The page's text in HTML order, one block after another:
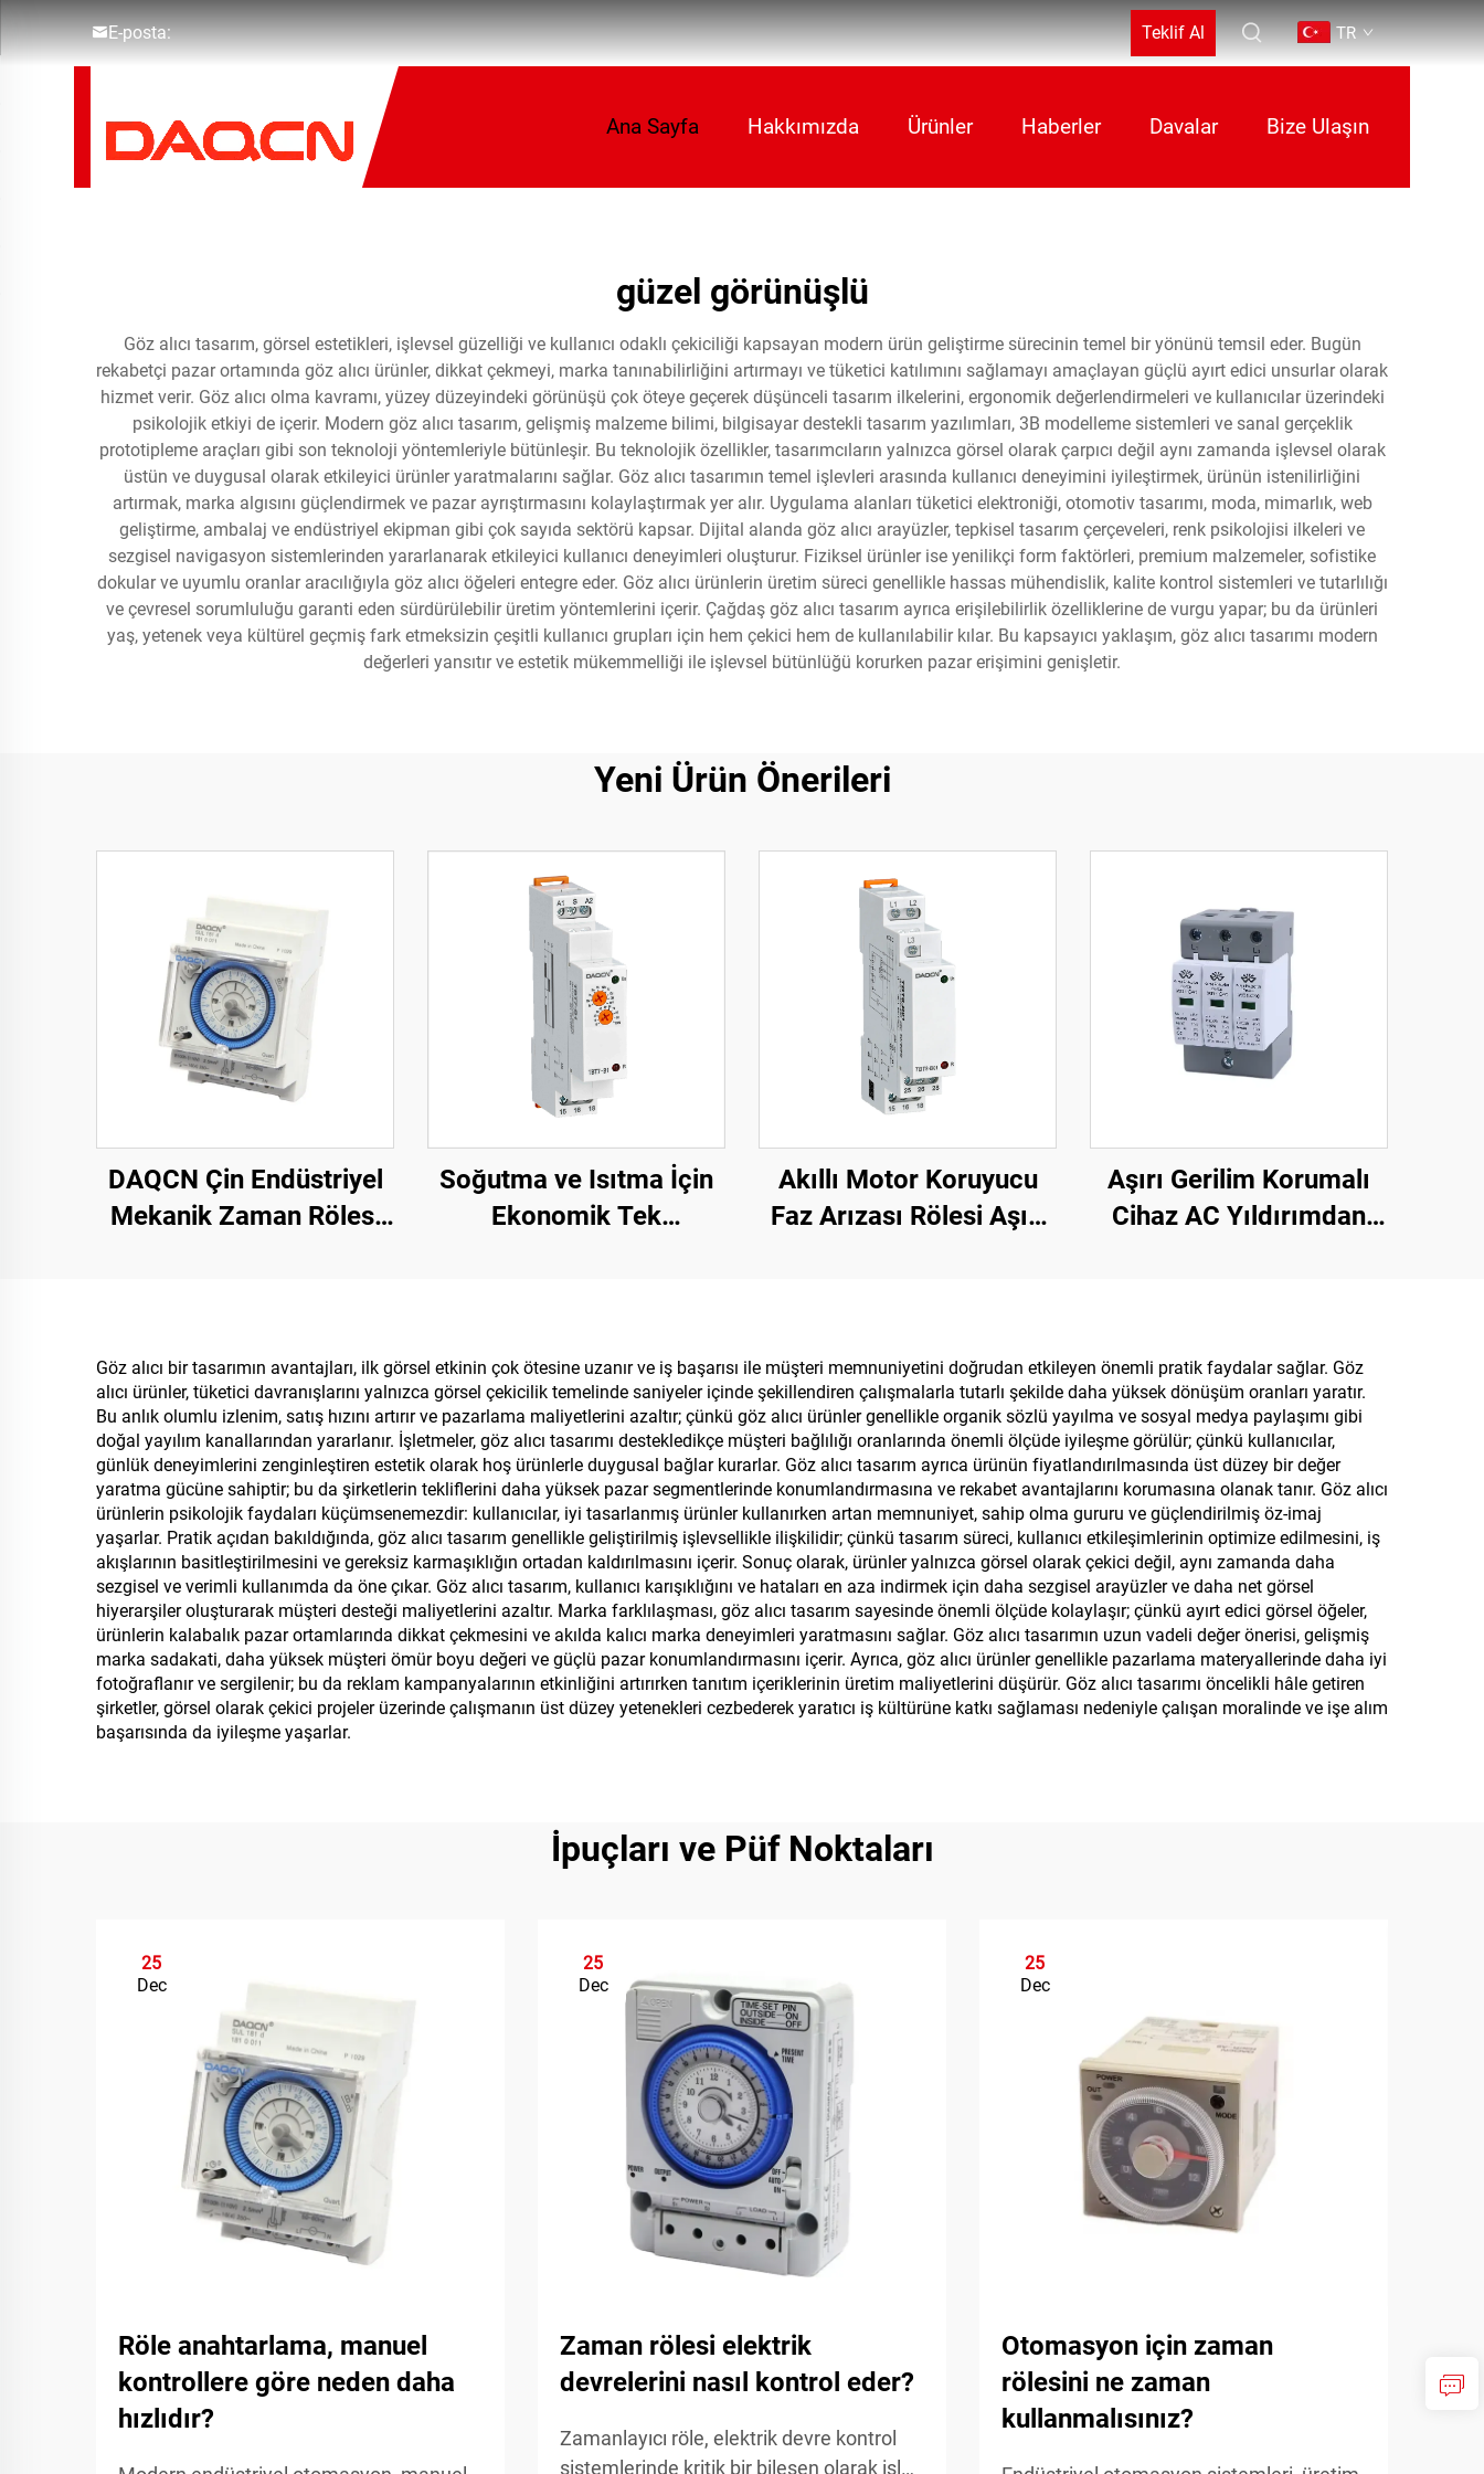
E-posta: Teklif Al TR
Ana Sayfa Hakkımızda Ürünler Haberler Davalar Bize Ulaşın
güzel görünüşlü
Göz alıcı tasarım, görsel estetikleri, işlevsel güzelliği ve kullanıcı odaklı çekiciliği kapsayan modern ürün geliştirme sürecinin temel bir yönünü temsil eder. Bugün
rekabetçi pazar ortamında göz alıcı ürünler, dikkat çekmeyi, marka tanınabilirliğini artırmayı ve tüketici katılımını sağlamayı amaçlayan güçlü ayırt edici unsurlar olarak
hizmet verir. Göz alıcı olma kavramı, yüzey düzeyindeki görünüşü çok öteye geçerek düşünceli tasarım ilkelerini, ergonomik değerlendirmeleri ve kullanıcılar üzerindeki
psikolojik etkiyi de içerir. Modern göz alıcı tasarım, gelişmiş malzeme bilimi, bilgisayar destekli tasarım yazılımları, 3B modelleme sistemleri ve sanal gerçeklik
prototipleme araçları gibi son teknoloji yöntemleriyle bütünleşir. Bu teknolojik özellikler, tasarımcıların yalnızca görsel olarak çarpıcı değil aynı zamanda işlevsel olarak
üstün ve duygusal olarak etkileyici ürünler yaratmalarını sağlar. Göz alıcı tasarımın temel işlevleri arasında kullanıcı deneyimini iyileştirmek, ürünün istenilirliğini
artırmak, marka algısını güçlendirmek ve pazar ayrıştırmasını kolaylaştırmak yer alır. Uygulama alanları tüketici elektroniği, otomotiv tasarımı, moda, mimarlık, web
geliştirme, ambalaj ve endüstriyel ekipman gibi çok sayıda sektörü kapsar. Dijital alanda göz alıcı arayüzler, tepkisel tasarım çerçeveleri, renk psikolojisi ilkeleri ve
sezgisel navigasyon sistemlerinden yararlanarak etkileyici kullanıcı deneyimleri oluşturur. Fiziksel ürünler ise yenilikçi form faktörleri, premium malzemeler, sofistike
dokular ve uyumlu oranlar aracılığıyla göz alıcı öğeleri entegre eder. Göz alıcı ürünlerin üretim süreci genellikle hassas mühendislik, kalite kontrol sistemleri ve tutarlılığı
ve çevresel sorumluluğu garanti eden sürdürülebilir üretim yöntemlerini içerir. Çağdaş göz alıcı tasarım ayrıca erişilebilirlik özelliklerine de vurgu yapar; bu da ürünleri
yaş, yetenek veya kültürel geçmiş fark etmeksizin çeşitli kullanıcı grupları için hem çekici hem de kullanılabilir kılar. Bu kapsayıcı yaklaşım, göz alıcı tasarımı modern
değerleri yansıtır ve estetik mükemmelliği ile işlevsel bütünlüğü korurken pazar erişimini genişletir.
Yeni Ürün Önerileri
DAQCN Çin Endüstriyel
Mekanik Zaman Rölesi
Soğutma ve Isıtma İçin
Ekonomik Tek
Akıllı Motor Koruyucu
Faz Arızası Rölesi Aşırı
Aşırı Gerilim Korumalı
Cihaz AC Yıldırımdan
Göz alıcı bir tasarımın avantajları, ilk görsel etkinin çok ötesine uzanır ve iş başarısı ile müşteri memnuniyetini doğrudan etkileyen önemli pratik faydalar sağlar. Göz
alıcı ürünler, tüketici davranışlarını yalnızca görsel çekicilik temelinde saniyeler içinde şekillendiren çalışmalarla tutarlı şekilde daha yüksek dönüşüm oranları yaratır.
Bu anlık olumlu izlenim, satış hızını artırır ve pazarlama maliyetlerini azaltır; çünkü göz alıcı ürünler genellikle organik sözlü yayılma ve sosyal medya paylaşımı gibi
doğal yayılım kanallarından yararlanır. İşletmeler, göz alıcı tasarımı destekledikçe müşteri bağlılığı oranlarında önemli ölçüde iyileşme görülür; çünkü kullanıcılar,
günlük deneyimlerini zenginleştiren estetik olarak hoş ürünlerle duygusal bağlar kurarlar. Göz alıcı tasarım ayrıca ürünün fiyatlandırılmasında üst düzey bir değer
yaratma gücüne sahiptir; bu da şirketlerin tekliflerini daha yüksek pazar segmentlerinde konumlandırmasına ve rekabet avantajlarını korumasına olanak tanır. Göz alıcı
ürünlerin psikolojik faydaları küçümsenemezdir: kullanıcılar, iyi tasarlanmış ürünler kullanırken artan memnuniyet, sahip olma gururu ve güçlendirilmiş öz-imaj
yaşarlar. Pratik açıdan bakıldığında, göz alıcı tasarım genellikle geliştirilmiş işlevsellikle ilişkilidir; çünkü tasarım süreci, kullanıcı etkileşimlerinin optimize edilmesini, iş
akışlarının basitleştirilmesini ve gereksiz karmaşıklığın ortadan kaldırılmasını içerir. Sonuç olarak, ürünler yalnızca görsel olarak çekici değil, aynı zamanda daha
sezgisel ve verimli kullanımda da öne çıkar. Göz alıcı tasarım, kullanıcı karışıklığını ve hataları en aza indirmek için daha sezgisel arayüzler ve daha net görsel
hiyerarşiler oluşturarak müşteri desteği maliyetlerini azaltır. Marka farklılaşması, göz alıcı tasarım sayesinde önemli ölçüde kolaylaşır; çünkü ayırt edici görsel öğeler,
ürünlerin kalabalık pazar ortamlarında dikkat çekmesini ve akılda kalıcı marka deneyimleri yaratmasını sağlar. Göz alıcı tasarımın uzun vadeli değer önerisi, gelişmiş
marka sadakati, daha yüksek müşteri ömür boyu değeri ve güçlü pazar konumlandırmasını içerir. Ayrıca, göz alıcı ürünler genellikle pazarlama materyallerinde daha iyi
fotoğraflanır ve sergilenir; bu da reklam kampanyalarının etkinliğini artırırken tanıtım içeriklerinin üretim maliyetlerini düşürür. Göz alıcı tasarımı öncelikli hâle getiren
şirketler, görsel olarak çekici projeler üzerinde çalışmanın üst düzey yetenekleri cezbederek yaratıcı iş kültürüne katkı sağlaması nedeniyle çalışan moralinde ve işe alım
başarısında da iyileşme yaşarlar.
İpuçları ve Püf Noktaları
25
Dec
Röle anahtarlama, manuel
kontrollere göre neden daha
hızlıdır?
25
Dec
Zaman rölesi elektrik
devrelerini nasıl kontrol eder?
Zamanlayıcı röle, elektrik devre kontrol
sistemlerinde kritik bir bileşen olarak işlev
25
Dec
Otomasyon için zaman
rölesini ne zaman
kullanmalısınız?
ne